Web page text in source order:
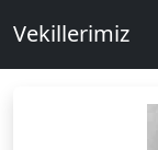
Vekillerimiz